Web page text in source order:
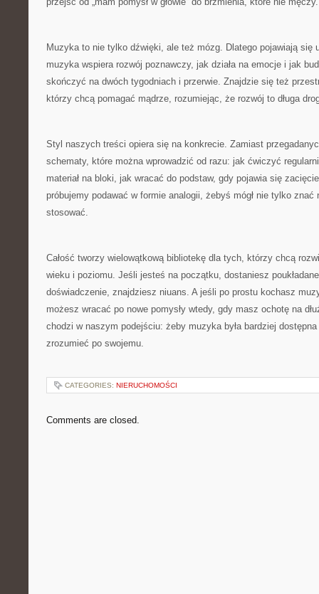
Muzyka to nie tylko dźwięki, ale też mózg. Dlatego pojawiają się
muzyka wspiera rozwój poznawczy, jak działa na emocje i jak
skończyć na dwóch tygodniach i przerwie. Znajdzie się też
którzy chcą pomagać mądrze, rozumiejąc, że rozwój to długa
Styl naszych treści opiera się na konkrecie. Zamiast
schematy, które można wprowadzić od razu: jak ćwiczyć
materiał na bloki, jak wracać do podstaw, gdy pojawia się
próbujemy podawać w formie analogii, żebyś mógł nie tylko znać
stosować.
Całość tworzy wielowątkową bibliotekę dla tych, którzy chcą
wieku i poziomu. Jeśli jesteś na początku, dostaniesz
doświadczenie, znajdziesz niuans. A jeśli po prostu kochasz
możesz wracać po nowe pomysły wtedy, gdy masz ochotę na
chodzi w naszym podejściu: żeby muzyka była bardziej
zrozumieć po swojemu.
CATEGORIES: NIERUCHOMOŚCI
Comments are closed.